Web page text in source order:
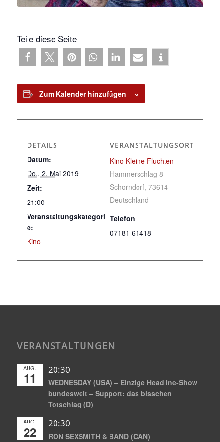
Teile diese Seite
Zum Kalender hinzufügen
DETAILS
Datum:
Do., 2. Mai 2019
Zeit:
21:00
Veranstaltungskategori
e:
Kino
VERANSTALTUNGSORT
Kino Kleine Fluchten
Hammerschlag 8
Schorndorf, 73614
Deutschland
Telefon
07181 61418
VERANSTALTUNGEN
AUG.
11
20:30
WEDNESDAY (USA) – Einzige Headline-Show
bundesweit – Support: das bisschen
Totschlag (D)
AUG.
22
20:30
RON SEXSMITH & BAND (CAN)